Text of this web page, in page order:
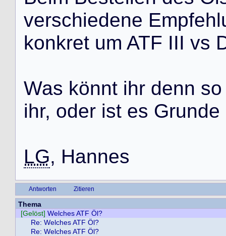
verschiedene Empfehl
konkret um ATF III vs
Was könnt ihr denn so
ihr, oder ist es Grunde
LG, Hannes
Antworten Zitieren
Thema
[Gelöst] Welches ATF Öl?
Re: Welches ATF Öl?
Re: Welches ATF Öl?